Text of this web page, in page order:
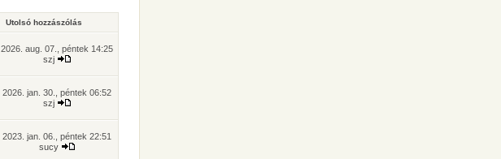
Utolsó hozzászólás
2026. aug. 07., péntek 14:25
szj
2026. jan. 30., péntek 06:52
szj
2023. jan. 06., péntek 22:51
sucy